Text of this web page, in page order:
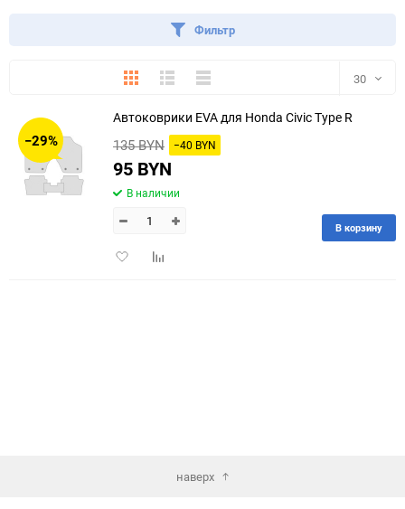
Фильтр
ПлиткаПодробноКомпактно 30
30
150
−29%
Автоковрики EVA для Honda Civic Type R
135 BYN −40 BYN
95 BYN
В наличии
ДобавитьДобавить
В корзину
наверх